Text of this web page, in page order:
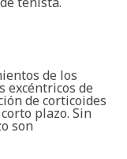
de los
excéntricos de
de corticoides
plazo. Sin
son